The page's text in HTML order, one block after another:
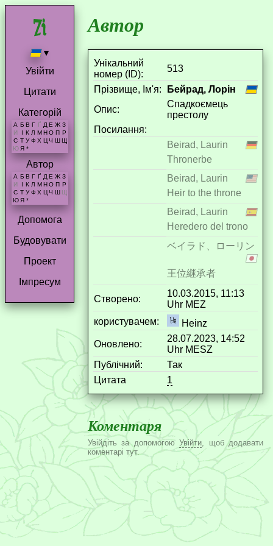
▾
Увійти
Цитати
Категорій
А Б В Г Ґ Д Е Ж З
И
І К Л М Н О П Р
С Т У Ф Х Ц Ч Ш Щ
Ю Я *
Автор
А Б В Г Ґ Д Е Ж З
И
К Л М Н О П Р
С Т У Ф Х Ц Ч Ш Щ
Ю Я *
Допомога
Будовувати
Проект
Імпресум
Автор
Унікальний
номер (ID):
513
Прізвище, Ім'я:
Бейрад, Лорін
Опис:
Спадкоємець
престолу
Посилання:
Beirad, Laurin
Thronerbe
Beirad, Laurin
Heir to the throne
Beirad, Laurin
Heredero del trono
ベイラド、ローリン
王位継承者
Створено:
10.03.2015, 11:13
Uhr MEZ
користувачем:
Heinz
Оновлено:
28.07.2023, 14:52
Uhr MESZ
Публічний:
Так
Цитата
1
Коментаря
Увійдіть за допомогоюУвійти , щоб додавати
коментарі тут.